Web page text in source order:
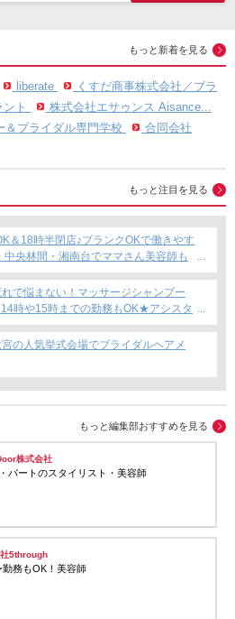
もっと新着を見る
liberate
くすだ商事株式会社／ブラ
ト
株式会社エサゥンス Aisance...
＆ブライダル専門学校
合同会社
もっと注目を見る
＆18時半閉店♪ブランクOKで働きやす
央林間・湘南台でママさん美容師も
で悩まない！マッサージシャンプー
時や15時までの勤務もOK★アシスタ
の人気挙式会場でブライダルヘアメ
もっと編集部おすすめを見る
株式会社
パートのスタイリスト・美容師
5through
勤務もOK！美容師